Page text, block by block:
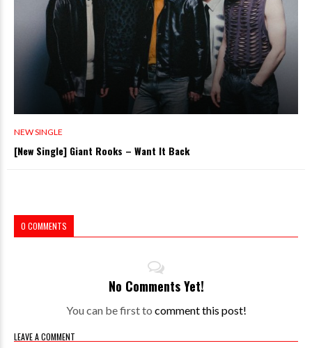
NEW SINGLE
[New Single] Giant Rooks – Want It Back
0 COMMENTS
No Comments Yet!
You can be first to comment this post!
LEAVE A COMMENT